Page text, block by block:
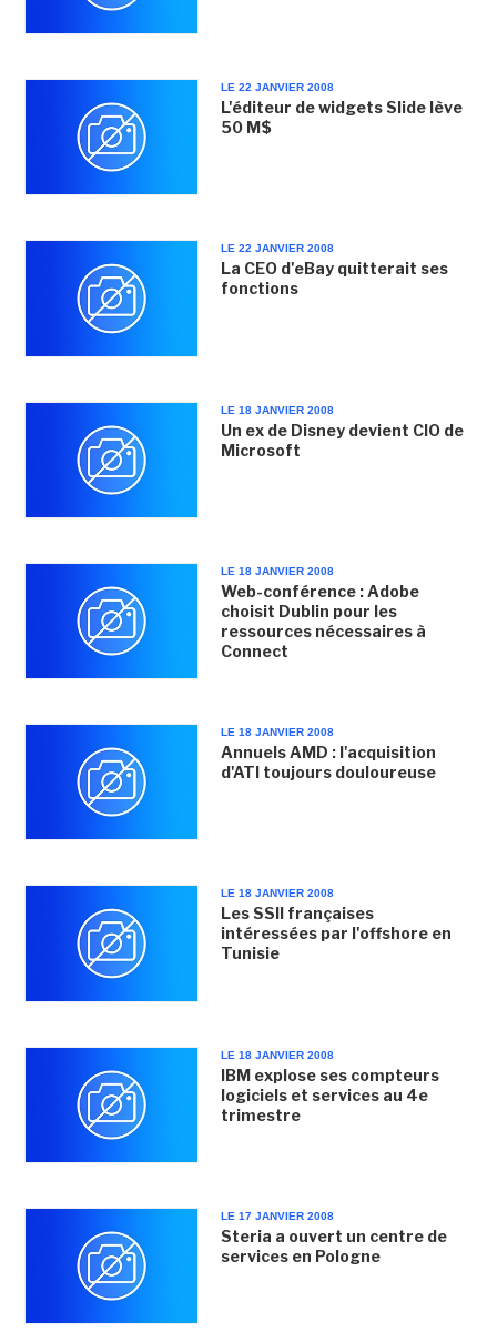
LE 22 JANVIER 2008
L'éditeur de widgets Slide lève
50 M$
LE 22 JANVIER 2008
La CEO d'eBay quitterait ses
fonctions
LE 18 JANVIER 2008
Un ex de Disney devient CIO de
Microsoft
LE 18 JANVIER 2008
Web-conférence : Adobe
choisit Dublin pour les
ressources nécessaires à
Connect
LE 18 JANVIER 2008
Annuels AMD : l'acquisition
d'ATI toujours douloureuse
LE 18 JANVIER 2008
Les SSII françaises
intéressées par l'offshore en
Tunisie
LE 18 JANVIER 2008
IBM explose ses compteurs
logiciels et services au 4e
trimestre
LE 17 JANVIER 2008
Steria a ouvert un centre de
services en Pologne